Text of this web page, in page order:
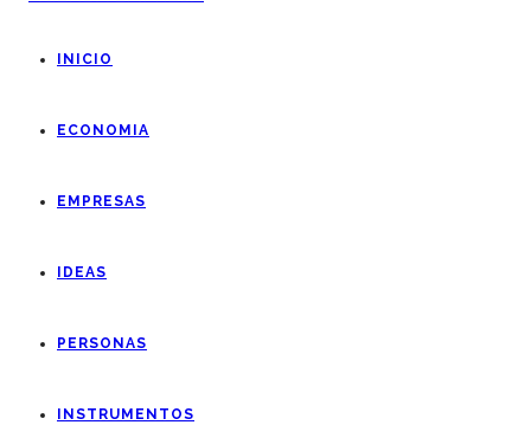
INICIO
ECONOMIA
EMPRESAS
IDEAS
PERSONAS
INSTRUMENTOS